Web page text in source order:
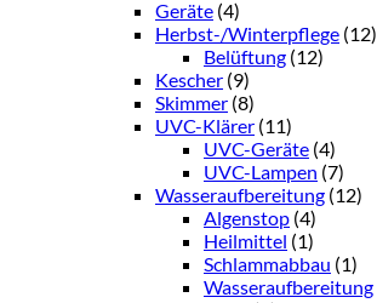
Geräte (4)
Herbst-/Winterpflege (12)
Belüftung (12)
Kescher (9)
Skimmer (8)
UVC-Klärer (11)
UVC-Geräte (4)
UVC-Lampen (7)
Wasseraufbereitung (12)
Algenstop (4)
Heilmittel (1)
Schlammabbau (1)
Wasseraufbereitung